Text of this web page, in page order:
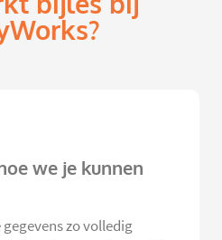
we je kunnen
zo volledig